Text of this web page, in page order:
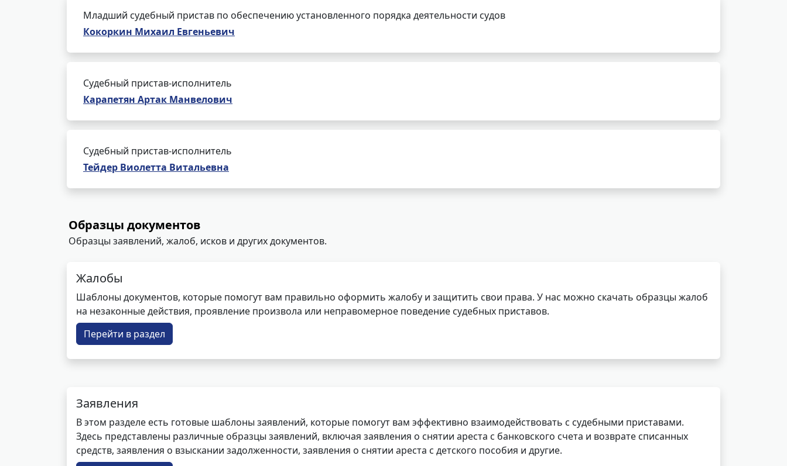
Младший судебный пристав по обеспечению установленного порядка деятельности судов
Кокоркин Михаил Евгеньевич
Судебный пристав-исполнитель
Карапетян Артак Манвелович
Судебный пристав-исполнитель
Тейдер Виолетта Витальевна
Образцы документов
Образцы заявлений, жалоб, исков и других документов.
Жалобы
Шаблоны документов, которые помогут вам правильно оформить жалобу и защитить свои права. У нас можно скачать образцы жалоб
на незаконные действия, проявление произвола или неправомерное поведение судебных приставов.
Перейти в раздел
Заявления
В этом разделе есть готовые шаблоны заявлений, которые помогут вам эффективно взаимодействовать с судебными приставами.
Здесь представлены различные образцы заявлений, включая заявления о снятии ареста с банковского счета и возврате списанных
средств, заявления о взыскании задолженности, заявления о снятии ареста с детского пособия и другие.